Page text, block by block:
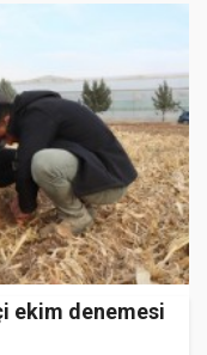
ekim denemesi